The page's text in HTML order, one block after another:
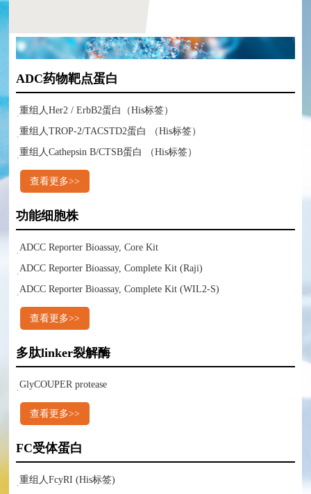
ADC药物靶点蛋白
重组人Her2 / ErbB2蛋白（His标签）
重组人TROP-2/TACSTD2蛋白 （His标签）
重组人Cathepsin B/CTSB蛋白 （His标签）
查看更多>>
功能细胞株
ADCC Reporter Bioassay, Core Kit
ADCC Reporter Bioassay, Complete Kit (Raji)
ADCC Reporter Bioassay, Complete Kit (WIL2-S)
查看更多>>
多肽linker裂解酶
GlyCOUPER protease
查看更多>>
FC受体蛋白
重组人FcyRI (His标签)